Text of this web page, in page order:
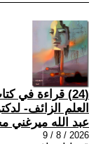
(24) قراءة في
العلم الزائف-
عبد الله ميرغني
2026 / 8 / 9